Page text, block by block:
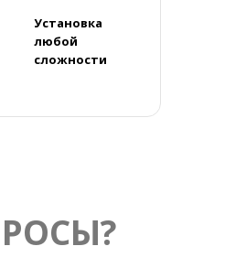
Установка
любой
сложности